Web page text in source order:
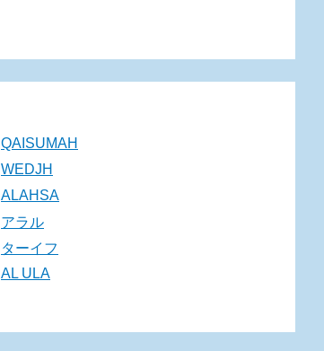
QAISUMAH
WEDJH
ALAHSA
アラル
ターイフ
AL ULA